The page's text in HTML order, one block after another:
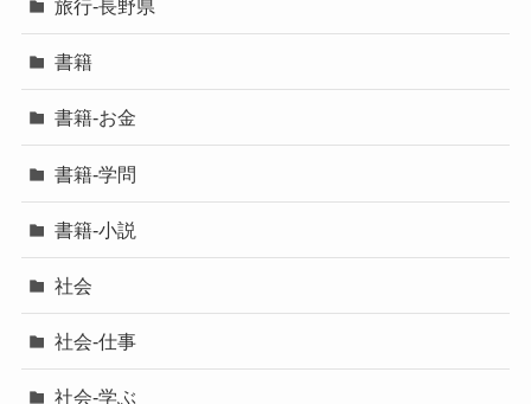
旅行-長野県
書籍
書籍-お金
書籍-学問
書籍-小説
社会
社会-仕事
社会-学ぶ